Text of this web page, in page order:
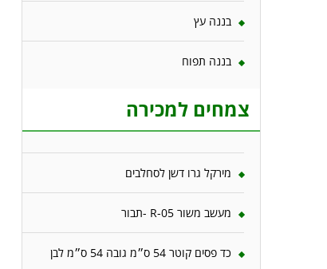
בננה עץ
בננה תפוח
צמחים למכירה
מירקל גרו דשן לסחלבים
מעשב משור R-05 -תבור
כד פסים קוטר 54 ס״מ גובה 54 ס״מ לבן